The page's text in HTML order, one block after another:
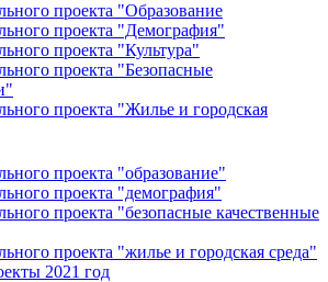
проекта "Образование
проекта "Демография"
проекта "Культура"
проекта "Безопасные
проекта "Жилье и городская
проекта "образование"
проекта "демография"
проекта "безопасные качественные
проекта "жилье и городская среда"
2021 год